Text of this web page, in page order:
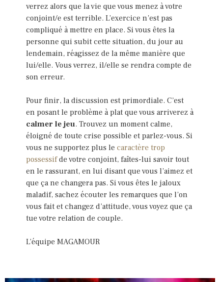
verrez alors que la vie que vous menez à votre
conjoint/e est terrible. L’exercice n’est pas
compliqué à mettre en place. Si vous êtes la
personne qui subit cette situation, du jour au
lendemain, réagissez de la même manière que
lui/elle. Vous verrez, il/elle se rendra compte de
son erreur.
Pour finir, la discussion est primordiale. C’est
en posant le problème à plat que vous arriverez à
calmer le jeu. Trouvez un moment calme,
éloigné de toute crise possible et parlez-vous. Si
vous ne supportez plus le caractère trop
possessifde votre conjoint, faîtes-lui savoir tout
en le rassurant, en lui disant que vous l’aimez et
que ça ne changera pas. Si vous êtes le jaloux
maladif, sachez écouter les remarques que l’on
vous fait et changez d’attitude, vous voyez que ça
tue votre relation de couple.
L’équipe MAGAMOUR